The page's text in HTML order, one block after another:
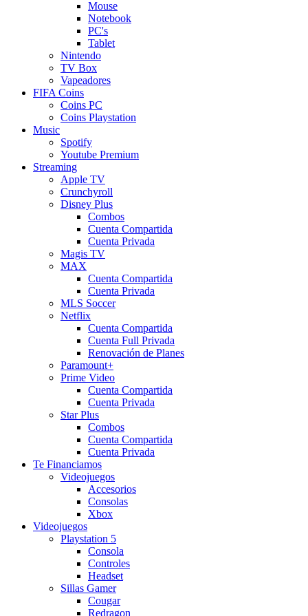
Mouse
Notebook
PC's
Tablet
Nintendo
TV Box
Vapeadores
FIFA Coins
Coins PC
Coins Playstation
Music
Spotify
Youtube Premium
Streaming
Apple TV
Crunchyroll
Disney Plus
Combos
Cuenta Compartida
Cuenta Privada
Magis TV
MAX
Cuenta Compartida
Cuenta Privada
MLS Soccer
Netflix
Cuenta Compartida
Cuenta Full Privada
Renovación de Planes
Paramount+
Prime Video
Cuenta Compartida
Cuenta Privada
Star Plus
Combos
Cuenta Compartida
Cuenta Privada
Te Financiamos
Videojuegos
Accesorios
Consolas
Xbox
Videojuegos
Playstation 5
Consola
Controles
Headset
Sillas Gamer
Cougar
Redragon